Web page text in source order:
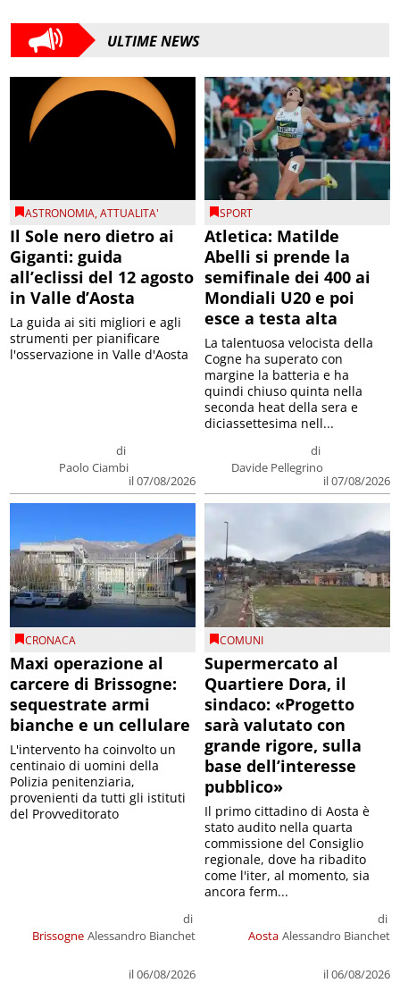
ULTIME NEWS
ASTRONOMIA,ATTUALITA'
Il Sole nero dietro ai
Giganti: guida
all’eclissi del 12 agosto
in Valle d’Aosta
di
Paolo Ciambi
il 07/08/2026
La guida ai siti migliori e agli
strumenti per pianificare
l'osservazione in Valle d'Aosta
SPORT
Atletica: Matilde
Abelli si prende la
semifinale dei 400 ai
Mondiali U20 e poi
esce a testa alta
di
Davide Pellegrino
il 07/08/2026
La talentuosa velocista della
Cogne ha superato con
margine la batteria e ha
quindi chiuso quinta nella
seconda heat della sera e
diciassettesima nell...
CRONACA
Maxi operazione al
carcere di Brissogne:
sequestrate armi
bianche e un cellulare
Brissogne
di
Alessandro Bianchet
il 06/08/2026
L'intervento ha coinvolto un
centinaio di uomini della
Polizia penitenziaria,
provenienti da tutti gli istituti
del Provveditorato
COMUNI
Supermercato al
Quartiere Dora, il
sindaco: «Progetto
sarà valutato con
grande rigore, sulla
base dell’interesse
pubblico»
Aosta
di
Alessandro Bianchet
il 06/08/2026
Il primo cittadino di Aosta è
stato audito nella quarta
commissione del Consiglio
regionale, dove ha ribadito
come l'iter, al momento, sia
ancora ferm...